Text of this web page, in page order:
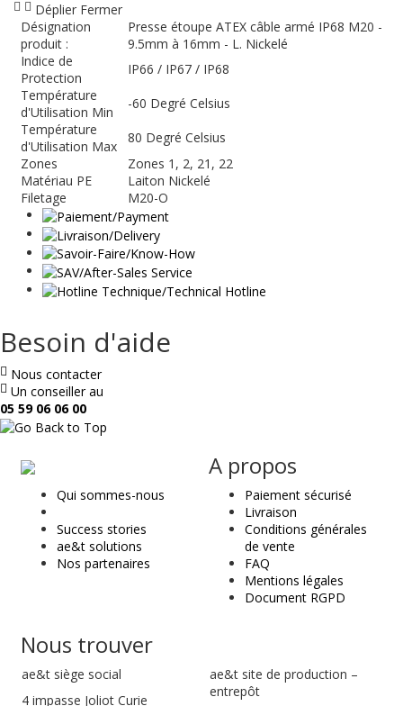
Déplier Fermer
Désignation
produit :
Presse étoupe ATEX câble armé IP68 M20 -
9.5mm à 16mm - L. Nickelé
Indice de
Protection
IP66 / IP67 / IP68
Température
d'Utilisation Min
-60 Degré Celsius
Température
d'Utilisation Max
80 Degré Celsius
Zones
Zones 1, 2, 21, 22
Matériau PE
Laiton Nickelé
Filetage
M20-O
Besoin d'aide
Nous contacter
Un conseiller au
05 59 06 06 00
ae
&
t
Qui sommes-nous
Success stories
ae&t solutions
Nos partenaires
A propos
Paiement sécurisé
Livraison
Conditions générales
de vente
FAQ
Mentions légales
Document RGPD
Nous trouver
ae&t siège social
4 impasse Joliot Curie
ae&t site de production –
entrepôt